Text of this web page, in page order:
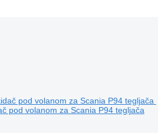
pod volanom za Scania P94 tegljača